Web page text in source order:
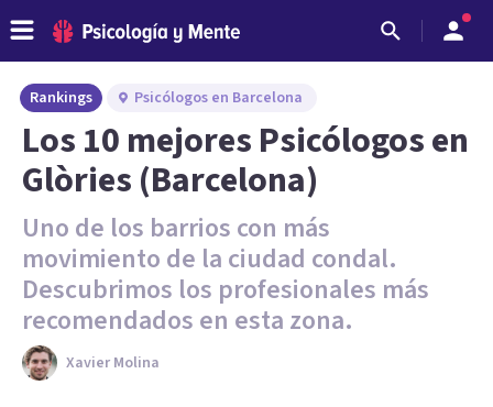
Rankings Psicólogos en Barcelona
Los 10 mejores Psicólogos en
Glòries (Barcelona)
Uno de los barrios con más
movimiento de la ciudad condal.
Descubrimos los profesionales más
recomendados en esta zona.
Xavier Molina